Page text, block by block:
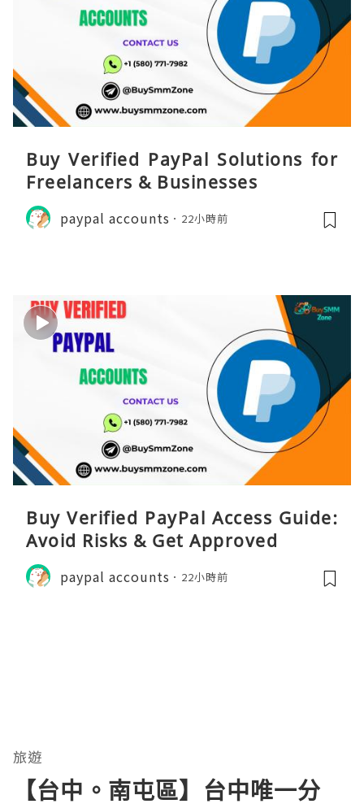
Buy Verified PayPal Solutions for
Freelancers & Businesses
paypal accounts 22小時前
Buy Verified PayPal Access Guide:
Avoid Risks & Get Approved
paypal accounts 22小時前
旅遊
【台中。南屯區】台中唯一分